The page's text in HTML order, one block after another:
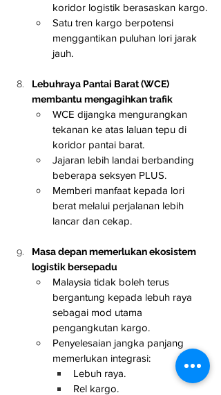
koridor logistik berasaskan kargo.
Satu tren kargo berpotensi
menggantikan puluhan lori jarak
jauh.
Lebuhraya Pantai Barat (WCE)
membantu mengagihkan trafik
WCE dijangka mengurangkan
tekanan ke atas laluan tepu di
koridor pantai barat.
Jajaran lebih landai berbanding
beberapa seksyen PLUS.
Memberi manfaat kepada lori
berat melalui perjalanan lebih
lancar dan cekap.
Masa depan memerlukan ekosistem
logistik bersepadu
Malaysia tidak boleh terus
bergantung kepada lebuh raya
sebagai mod utama
pengangkutan kargo.
Penyelesaian jangka panjang
memerlukan integrasi:
Lebuh raya.
Rel kargo.